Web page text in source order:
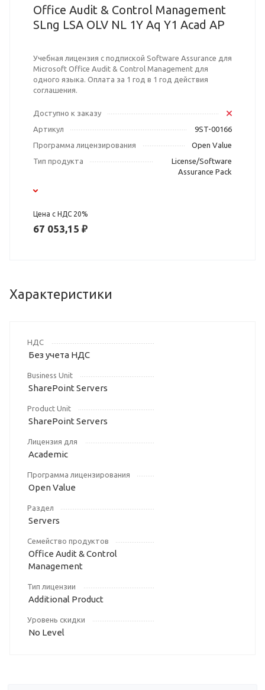
Office Audit & Control Management
SLng LSA OLV NL 1Y Aq Y1 Acad AP
Учебная лицензия с подпиской Software Assurance для
Microsoft Office Audit & Control Management для
одного языка. Оплата за 1 год в 1 год действия
соглашения.
Доступно к заказу
Артикул
9ST-00166
Программа лицензирования
Open Value
Тип продукта
License/Software
Assurance Pack
Цена с НДС 20%
67 053,15 ₽
Характеристики
НДС
Без учета НДС
Business Unit
SharePoint Servers
Product Unit
SharePoint Servers
Лицензия для
Academic
Программа лицензирования
Open Value
Раздел
Servers
Семейство продуктов
Office Audit & Control
Management
Тип лицензии
Additional Product
Уровень скидки
No Level